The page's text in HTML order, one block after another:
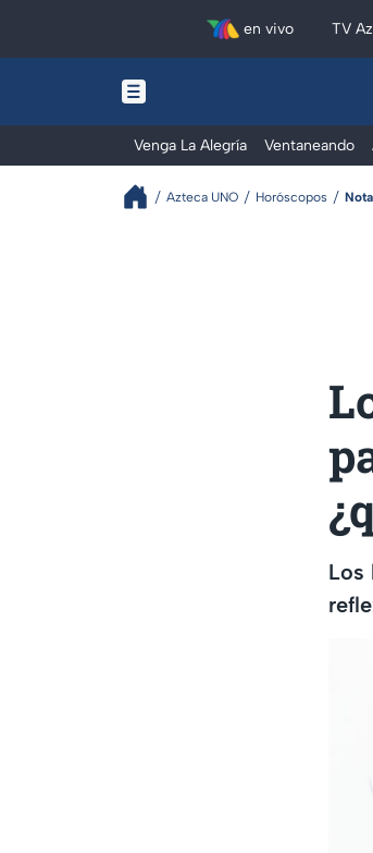
en vivo TV
Venga La Alegría Ventaneando
Azteca UNO Horóscopos Nota
Los